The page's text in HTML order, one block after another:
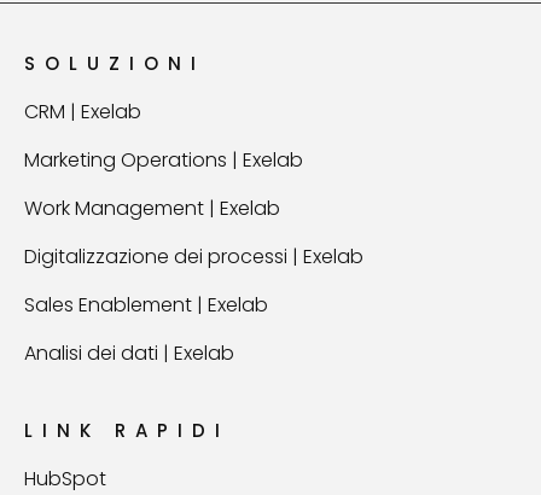
SOLUZIONI
CRM | Exelab
Marketing Operations | Exelab
Work Management | Exelab
Digitalizzazione dei processi | Exelab
Sales Enablement | Exelab
Analisi dei dati | Exelab
LINK RAPIDI
HubSpot